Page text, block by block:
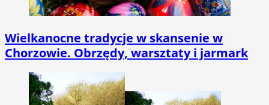
Wielkanocne tradycje w skansenie w
Chorzowie. Obrzędy, warsztaty i jarmark